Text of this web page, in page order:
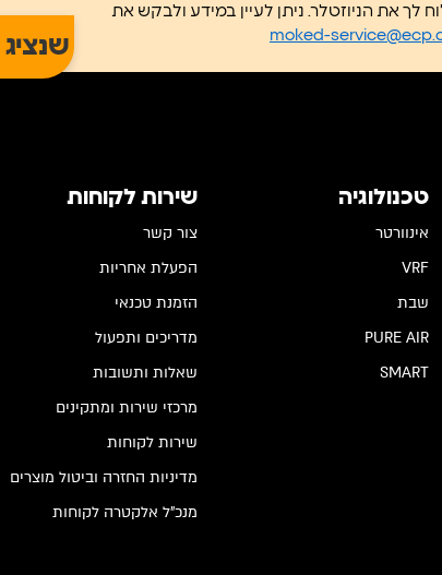
דין, אולם ללא מסירת המידע לא נוכל לשלוח לך את הניוזטלר. ניתן לעיין במידע ולבקש את
moked-
טכנולוגיה
אינוורטר
VRF
שבת
PURE AIR
SMART
שירות לקוחות
צור קשר
הפעלת אחריות
הזמנת טכנאי
מדריכים ותפעול
שאלות ותשובות
מרכזי שירות ומתקינים
שירות לקוחות
מדיניות החזרה וביטול מוצרים
מנכ"ל אלקטרה לקוחות